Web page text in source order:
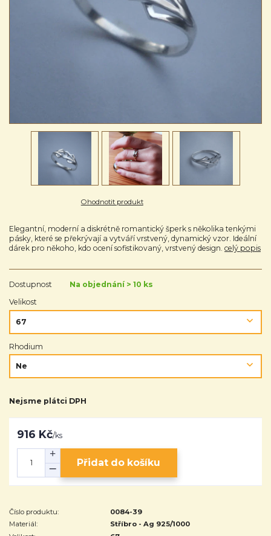
Ohodnotit produkt
Elegantní, moderní a diskrétně romantický šperk s několika tenkými
pásky, které se překrývají a vytváří vrstvený, dynamický vzor. Ideální
dárek pro někoho, kdo ocení sofistikovaný, vrstvený design. celý popis
Dostupnost
Na objednání > 10 ks
Velikost
Rhodium
Nejsme plátci DPH
916 Kč/ks
Přidat do košíku
Číslo produktu:
0084-39
Materiál:
Stříbro - Ag 925/1000